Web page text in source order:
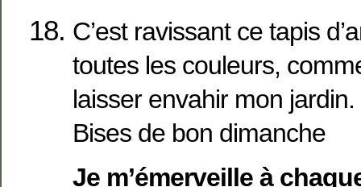
C’est ravissant ce tapis
toutes les couleurs,
laisser envahir mon jardin.
Bises de bon dimanche
Je m’émerveille à